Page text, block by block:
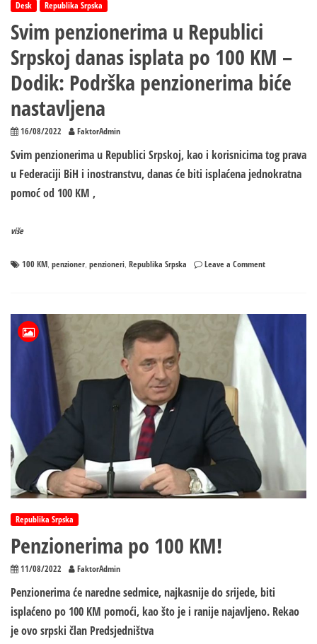
Desk Republika Srpska
Svim penzionerima u Republici
Srpskoj danas isplata po 100 KM –
Dodik: Podrška penzionerima biće
nastavljena
16/08/2022 FaktorAdmin
Svim penzionerima u Republici Srpskoj, kao i korisnicima tog prava
u Federaciji BiH i inostranstvu, danas će biti isplaćena jednokratna
pomoć od 100 KM ,
više
100 KM, penzioner, penzioneri, Republika Srpska Leave a Commenton
isplata
po
penzionerima
nastavljena
Republika Srpska
Penzionerima po 100 KM!
11/08/2022 FaktorAdmin
Penzionerima će naredne sedmice, najkasnije do srijede, biti
isplaćeno po 100 KM pomoći, kao što je i ranije najavljeno. Rekao
je ovo srpski član Predsjedništva